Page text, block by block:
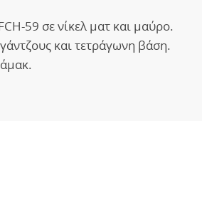
59 σε νίκελ ματ και μαύρο.
και τετράγωνη βάση.